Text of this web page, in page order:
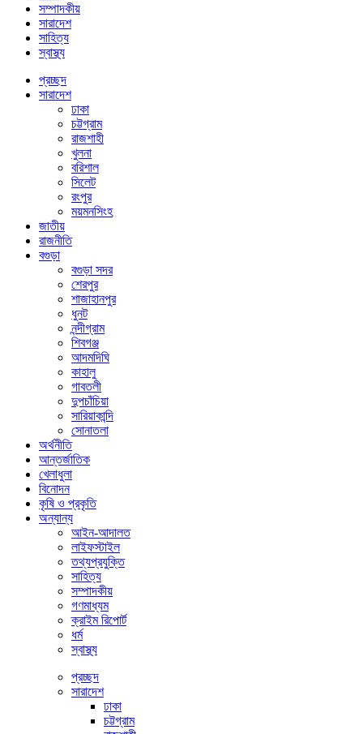
সম্পাদকীয়
সারাদেশ
সাহিত্য
স্বাস্থ্য
প্রচ্ছদ
সারাদেশ
ঢাকা
চট্টগ্রাম
রাজশাহী
খুলনা
বরিশাল
সিলেট
রংপুর
ময়মনসিংহ
জাতীয়
রাজনীতি
বগুড়া
বগুড়া সদর
শেরপুর
শাজাহানপুর
ধুনট
নন্দীগ্রাম
শিবগঞ্জ
আদমদিঘি
কাহালু
গাবতলী
দুপচাঁচিয়া
সারিয়াকান্দি
সোনাতলা
অর্থনীতি
আন্তর্জাতিক
খেলাধুলা
বিনোদন
কৃষি ও প্রকৃতি
অন্যান্য
আইন-আদালত
লাইফস্টাইল
তথ্যপ্রযুক্তি
সাহিত্য
সম্পাদকীয়
গণমাধ্যম
ক্রাইম রিপোর্ট
ধর্ম
স্বাস্থ্য
প্রচ্ছদ
সারাদেশ
ঢাকা
চট্টগ্রাম